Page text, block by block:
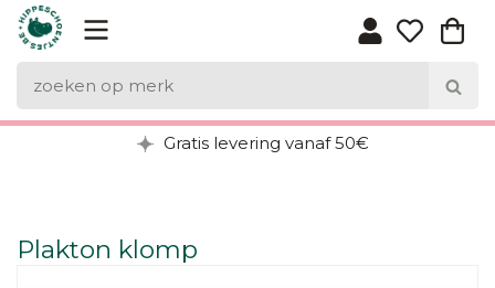
Gratis levering vanaf 50€
Plakton klomp